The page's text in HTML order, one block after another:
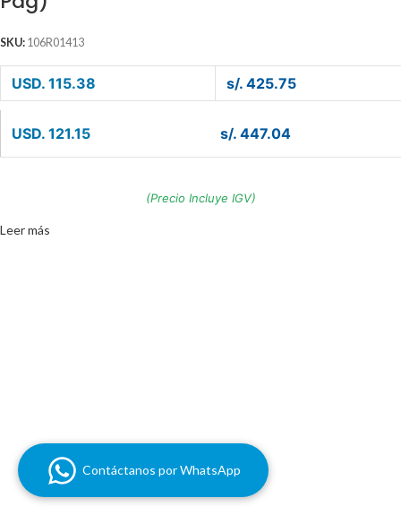
SKU: 106R01413
USD. 115.38 s/. 425.75
USD. 121.15 s/. 447.04
(Precio Incluye IGV)
Leer más
Contáctanos por WhatsApp